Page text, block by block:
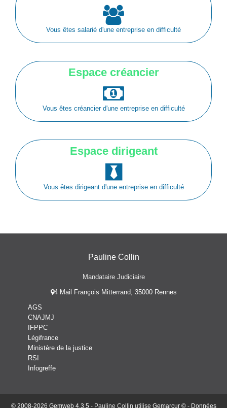
Vous êtes salarié d'une entreprise en difficulté
Espace créancier
Vous êtes créancier d'une entreprise en difficulté
Espace dirigeant
Vous êtes dirigeant d'une entreprise en difficulté
Pauline Collin
Mandataire Judiciaire
4 Mail François Mitterrand, 35000 Rennes
AGS
CNAJMJ
IFPPC
Légifrance
Ministère de la justice
RSI
Infogreffe
© 2008-2026 Gemweb 4.3.5 - Pauline Collin utilise Gemarcur ©- Données